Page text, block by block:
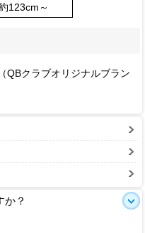
123cm～
QBクラブオリジナルブラン
か？